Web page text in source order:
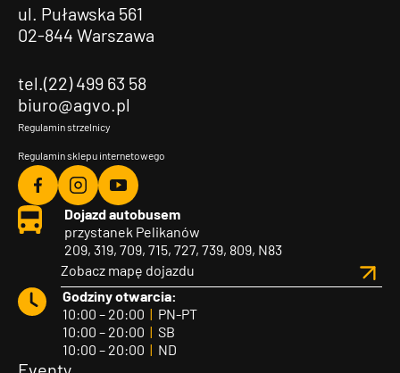
ul. Puławska 561
02-844 Warszawa
tel.(22) 499 63 58
biuro@agvo.pl
Regulamin strzelnicy
Regulamin sklepu internetowego
Agvo
Facebook
Agvo
Instagram
Agvo
YouTube
Dojazd autobusem
przystanek Pelikanów
209, 319, 709, 715, 727, 739, 809, N83
Zobacz mapę dojazdu
Godziny otwarcia:
10:00 – 20:00 | PN-PT
10:00 – 20:00 | SB
10:00 – 20:00 | ND